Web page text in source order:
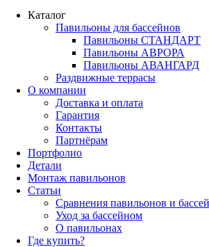
Каталог
Павильоны для бассейнов
Павильоны СТАНДАРТ
Павильоны АВРОРА
Павильоны АВАНГАРД
Раздвижные террасы
О компании
Доставка и оплата
Гарантия
Контакты
Партнёрам
Портфолио
Детали
Монтаж павильонов
Статьи
Сравнения павильонов и
Уход за бассейном
О павильонах
Где купить?